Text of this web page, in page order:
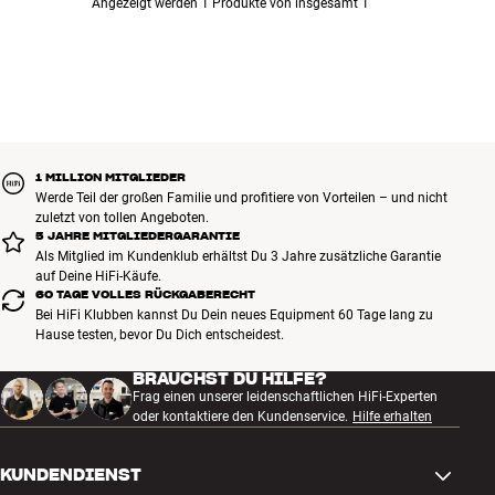
1 MILLION MITGLIEDER
Werde Teil der großen Familie und profitiere von Vorteilen – und nicht
zuletzt von tollen Angeboten.
5 JAHRE MITGLIEDERGARANTIE
Als Mitglied im Kundenklub erhältst Du 3 Jahre zusätzliche Garantie
auf Deine HiFi-Käufe.
60 TAGE VOLLES RÜCKGABERECHT
Bei HiFi Klubben kannst Du Dein neues Equipment 60 Tage lang zu
Hause testen, bevor Du Dich entscheidest.
BRAUCHST DU HILFE?
Frag einen unserer leidenschaftlichen HiFi-Experten
oder kontaktiere den Kundenservice. Hilfe erhalten
KUNDENDIENST